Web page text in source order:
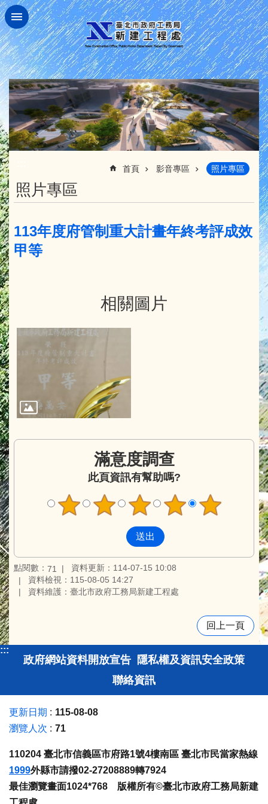
跳到主要內容區塊
首頁 影音專區 照片專區
照片專區
113年度府管制重大計畫年終考評成效
甲等
相關圖片
滿意度調查
此頁資訊有幫助嗎?
點閱數： 71
資料更新：114-07-15 10:08
資料檢視：115-08-05 14:27
資料維護：臺北市政府工務局新建工程處
回上一頁
:::
政府網站資料開放宣告 隱私權及資訊安全政策
聯絡資訊
更新日期
115-08-08
瀏覽人次
71
110204 臺北市信義區市府路1號4樓南區 臺北市民當家熱線
1999外縣市請撥02-27208889轉7924
最佳瀏覽畫面1024*768 版權所有©臺北市政府工務局新建